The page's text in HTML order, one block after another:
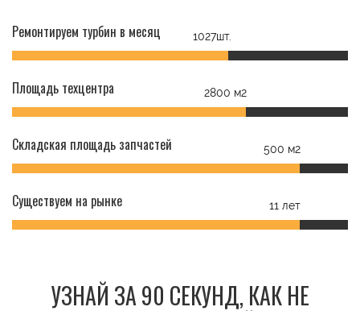
Ремонтируем турбин в месяц 1027шт.
Площадь техцентра 2800 м2
Складская площадь запчастей 500 м2
Существуем на рынке 11 лет
УЗНАЙ ЗА 90 СЕКУНД, КАК НЕ